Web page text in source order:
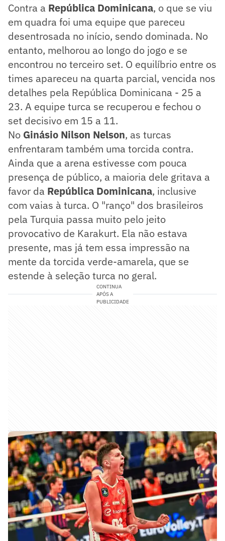
Contra a República Dominicana, o que se viu
em quadra foi uma equipe que pareceu
desentrosada no início, sendo dominada. No
entanto, melhorou ao longo do jogo e se
encontrou no terceiro set. O equilíbrio entre os
times apareceu na quarta parcial, vencida nos
detalhes pela República Dominicana - 25 a
23. A equipe turca se recuperou e fechou o
set decisivo em 15 a 11.
No Ginásio Nilson Nelson, as turcas
enfrentaram também uma torcida contra.
Ainda que a arena estivesse com pouca
presença de público, a maioria dele gritava a
favor da República Dominicana, inclusive
com vaias à turca. O "ranço" dos brasileiros
pela Turquia passa muito pelo jeito
provocativo de Karakurt. Ela não estava
presente, mas já tem essa impressão na
mente da torcida verde-amarela, que se
estende à seleção turca no geral.
CONTINUA
APÓS A
PUBLICIDADE